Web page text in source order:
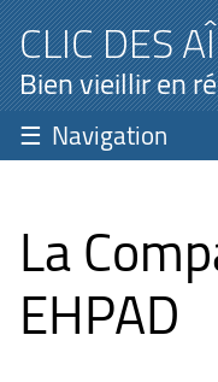
CLIC DES
Bien vieillir en
Navigation
La
EHPAD